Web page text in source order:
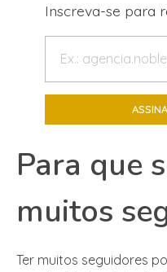
Inscreva-se para
Para que
muitos
Ter muitos seguidores